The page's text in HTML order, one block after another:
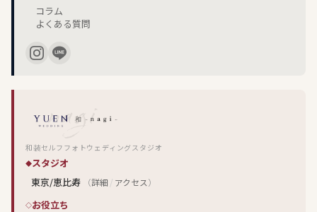
コラム
よくある質問
和装セルフフォトウェディングスタジオ
スタジオ
東京/恵比寿
（詳細 / アクセス）
お役立ち